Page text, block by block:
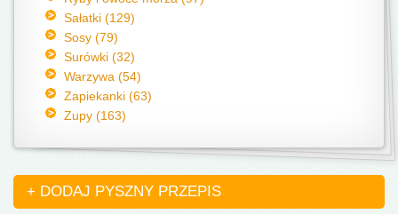
Sałatki (129)
Sosy (79)
Surówki (32)
Warzywa (54)
Zapiekanki (63)
Zupy (163)
+ DODAJ PYSZNY PRZEPIS